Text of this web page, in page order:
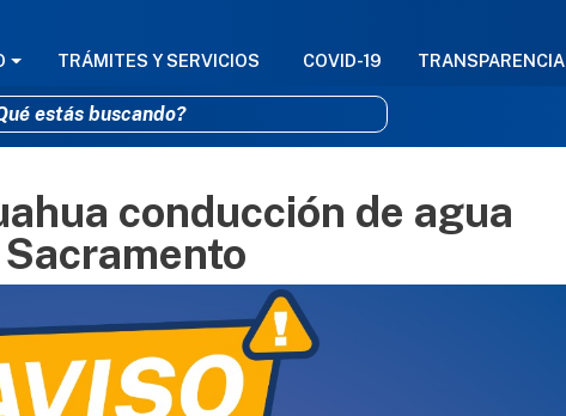
Pasar al contenido principal
PRINCIPAL
TRÁMITES Y SERVICIOS COVID-19 TRANSPARENCIA
conducción de agua